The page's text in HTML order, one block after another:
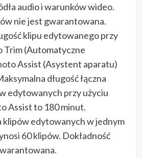
audio i warunków wideo.
nie jest gwarantowana.
klipu edytowanego przy
Trim (Automatyczne
Assist (Asystent aparatu)
długość łączna
edytowanych przy użyciu
Assist to 180 minut.
klipów edytowanych w jednym
60 klipów. Dokładność